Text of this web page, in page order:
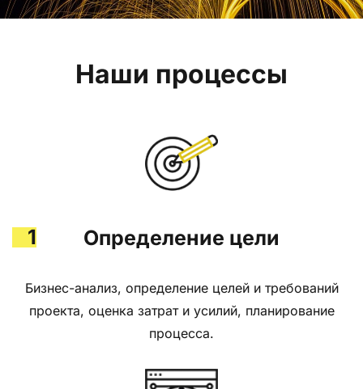
Наши процессы
1 Определение цели
Бизнес-анализ, определение целей и требований
проекта, оценка затрат и усилий, планирование
процесса.